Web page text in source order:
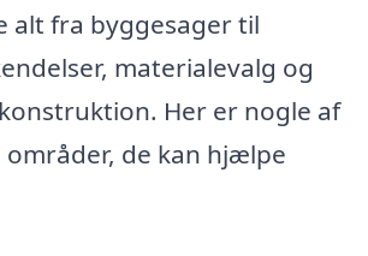
alt fra byggesager til
materialevalg og
Her er nogle af
områder, de kan hjælpe